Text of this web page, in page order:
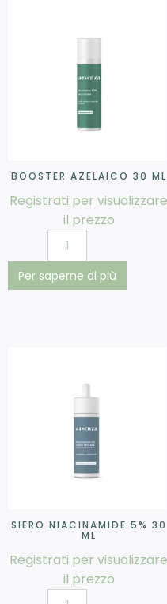
BOOSTER AZELAICO 30 ML
Registrati per visualizzare
il prezzo
Per saperne di più
SIERO NIACINAMIDE 5% 30
ML
Registrati per visualizzare
il prezzo